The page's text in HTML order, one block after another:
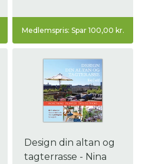
Medlemspris: Spar 100,00 kr.
Design din altan og
tagterrasse - Nina